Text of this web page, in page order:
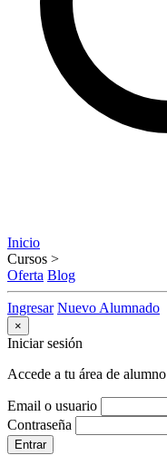
Inicio
Cursos >
Oferta Blog
Ingresar Nuevo Alumnado
×
Iniciar sesión
Accede a tu área de alumno
Email o usuario
Contraseña
Entrar